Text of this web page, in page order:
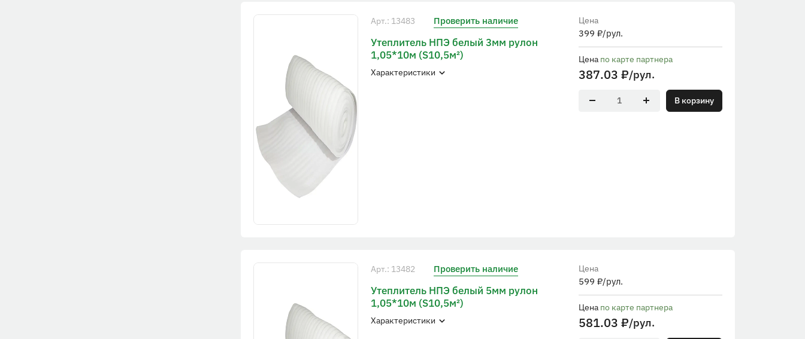
Арт.: 13483 Проверить наличие
Утеплитель НПЭ белый 3мм рулон
1,05*10м (S10,5м²)
Характеристики
Цена
399 ₽/рул.
Цена по карте партнера
387.03 ₽/рул.
В корзину
Арт.: 13482 Проверить наличие
Утеплитель НПЭ белый 5мм рулон
1,05*10м (S10,5м²)
Характеристики
Цена
599 ₽/рул.
Цена по карте партнера
581.03 ₽/рул.